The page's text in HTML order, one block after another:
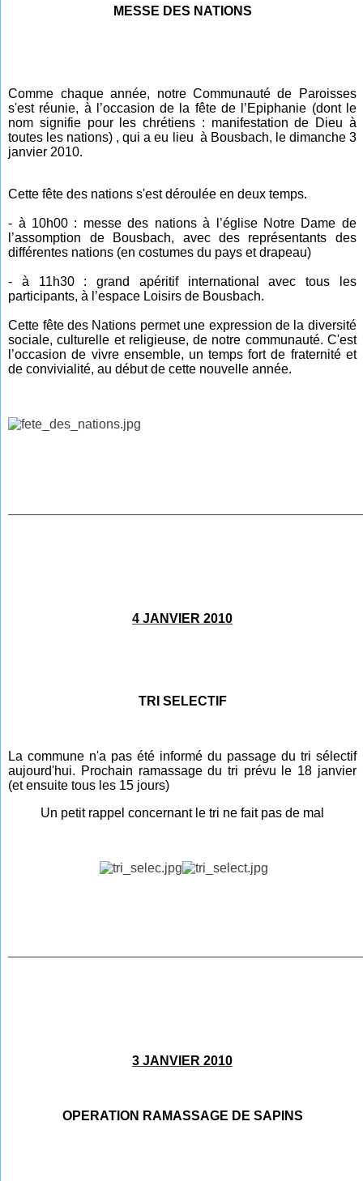
MESSE DES NATIONS
Comme chaque année, notre Communauté de Paroisses
s'est réunie, à l’occasion de la fête de l’Epiphanie (dont le
nom signifie pour les chrétiens : manifestation de Dieu à
toutes les nations) , qui a eu lieu à Bousbach, le dimanche 3
janvier 2010.
Cette fête des nations s'est déroulée en deux temps.
- à 10h00 : messe des nations à l’église Notre Dame de
l’assomption de Bousbach, avec des représentants des
différentes nations (en costumes du pays et drapeau)
- à 11h30 : grand apéritif international avec tous les
participants, à l’espace Loisirs de Bousbach.
Cette fête des Nations permet une expression de la diversité
sociale, culturelle et religieuse, de notre communauté. C'est
l’occasion de vivre ensemble, un temps fort de fraternité et
de convivialité, au début de cette nouvelle année.
4 JANVIER 2010
TRI SELECTIF
La commune n'a pas été informé du passage du tri sélectif
aujourd'hui. Prochain ramassage du tri prévu le 18 janvier
(et ensuite tous les 15 jours)
Un petit rappel concernant le tri ne fait pas de mal
3 JANVIER 2010
OPERATION RAMASSAGE DE SAPINS